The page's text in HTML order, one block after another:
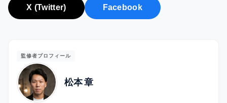
X (Twitter) Facebook
監修者プロフィール
松本 章